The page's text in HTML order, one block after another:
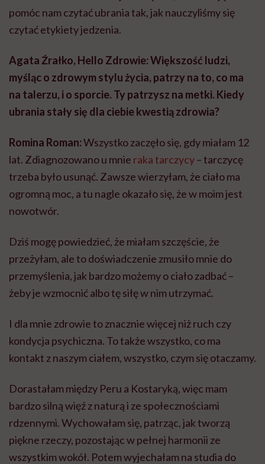
pomóc nam czytać ubrania tak, jak nauczyliśmy się
czytać etykiety jedzenia.
Agata Źrałko, Hello Zdrowie: Większość ludzi,
myśląc o zdrowym stylu życia, patrzy na to, co ma
na talerzu, i o sporcie. Ty patrzysz na metki. Kiedy
ubrania stały się dla ciebie kwestią zdrowia?
Romina Roman:Wszystko zaczęło się, gdy miałam 12
lat. Zdiagnozowano u mnie raka tarczycy– tarczycę
trzeba było usunąć. Zawsze wierzyłam, że ciało ma
ogromną moc, a tu nagle okazało się, że w moim jest
nowotwór.
Dziś mogę powiedzieć, że miałam szczęście, że
przeżyłam, ale to doświadczenie zmusiło mnie do
przemyślenia, jak bardzo możemy o ciało zadbać –
żeby je wzmocnić albo tę siłę w nim utrzymać.
I dla mnie zdrowie to znacznie więcej niż ruch czy
kondycja psychiczna. To także wszystko, co ma
kontakt z naszym ciałem, wszystko, czym się otaczamy.
Dorastałam między Peru a Kostaryką, więc mam
bardzo silną więź z naturą i ze społecznościami
rdzennymi. Wychowałam się, patrząc, jak tworzą
piękne rzeczy, pozostając w pełnej harmonii ze
wszystkim wokół. Potem wyjechałam na studia do